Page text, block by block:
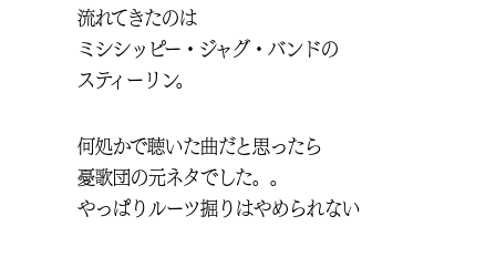
流れてきたのは
ミシシッピー・ジャグ・バンドの
スティーリン。
何処かで聴いた曲だと思ったら
憂歌団の元ネタでした。。
やっぱりルーツ掘りはやめられない